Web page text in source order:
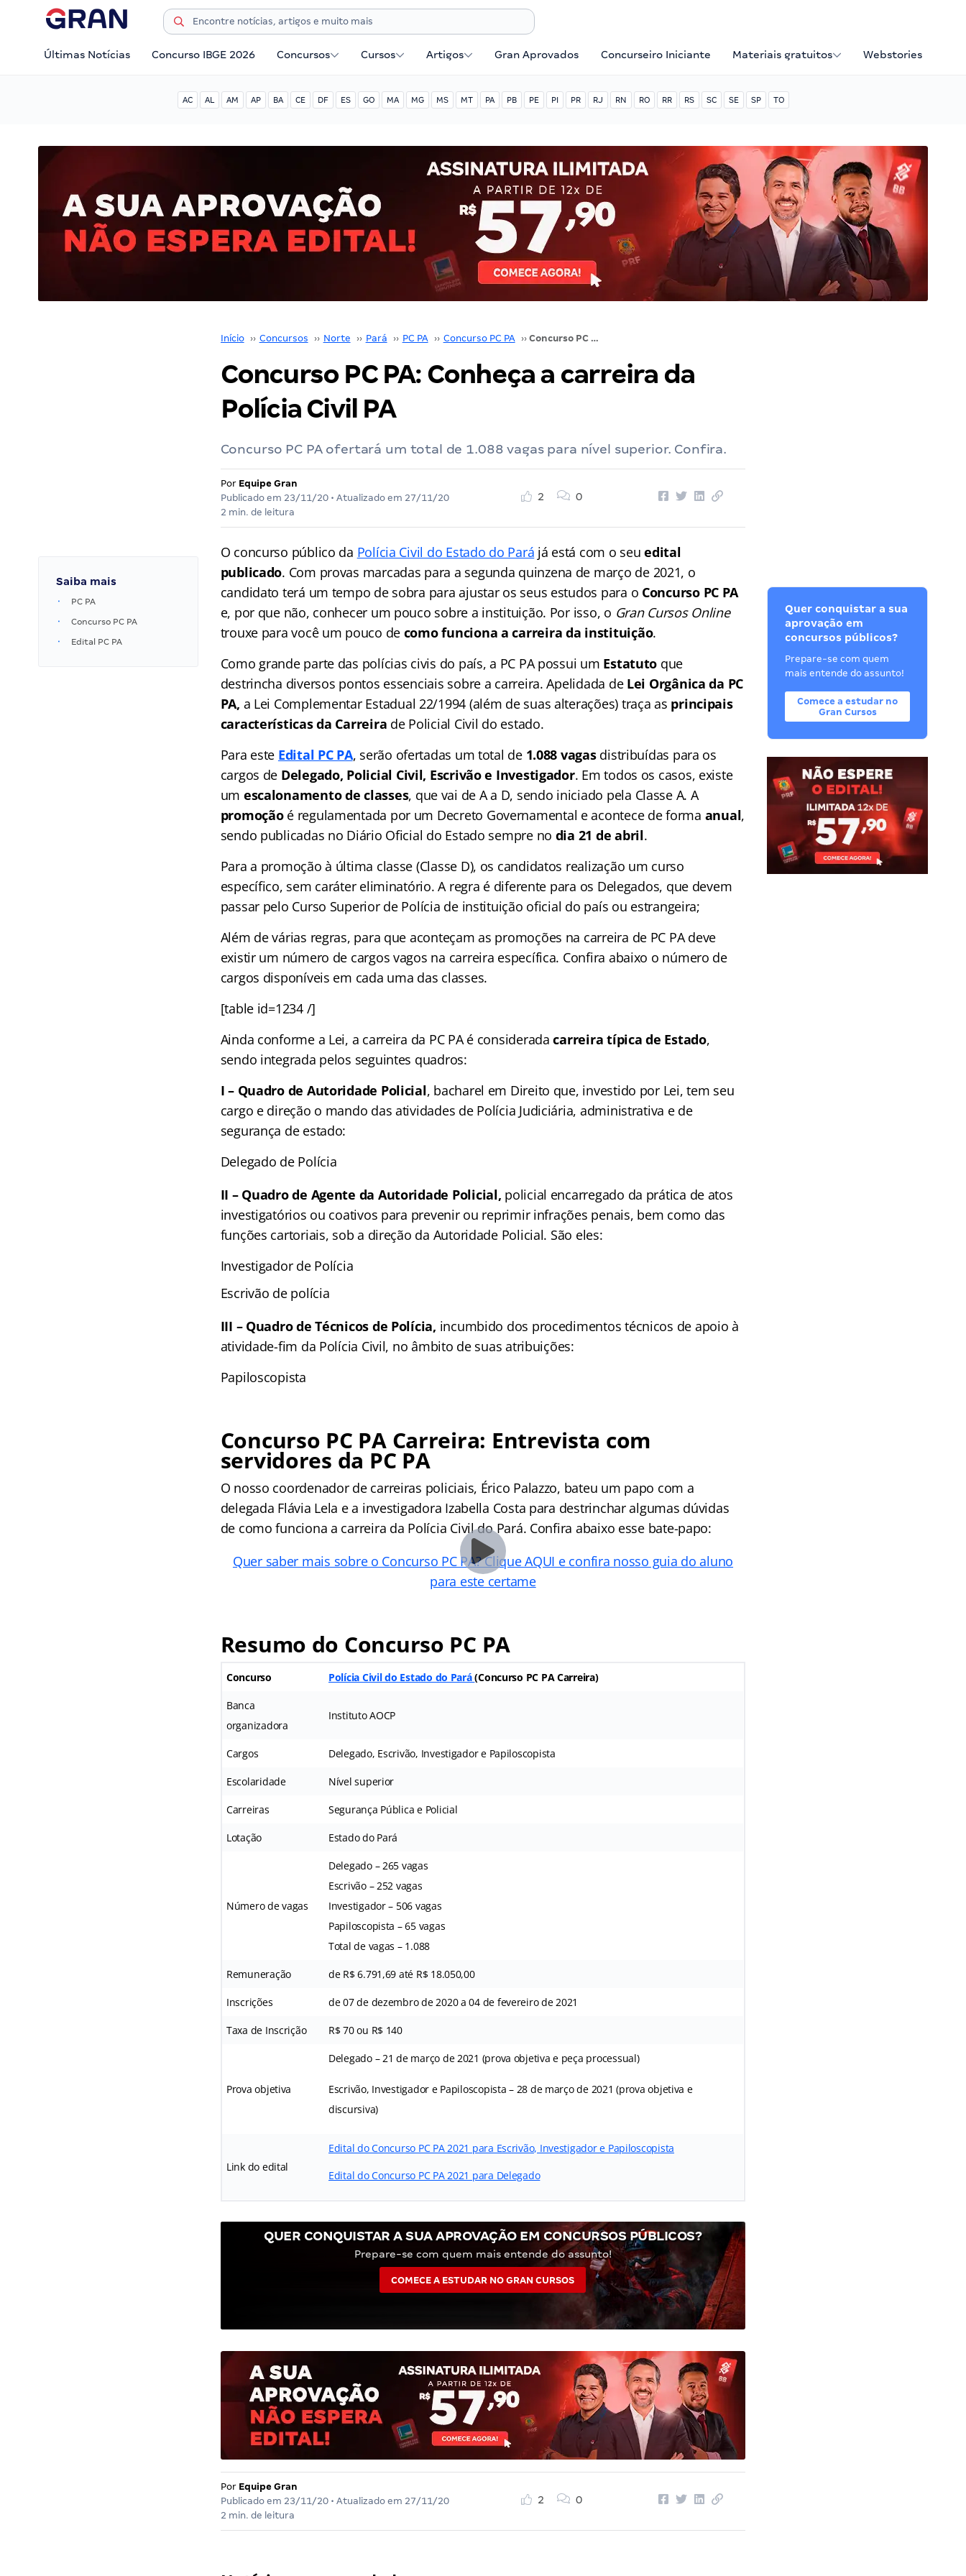
Últimas Notícias Concurso IBGE 2026 Concursos Cursos Artigos Gran Aprovados Concurseiro Iniciante Materiais gratuitos Webstories
AC AL AM AP BA CE DF ES GO MA MG MS MT PA PB PE PI PR RJ RN RO RR RS SC SE SP TO
Início ›› Concursos ›› Norte ›› Pará ›› PC PA ›› Concurso PC PA ›› Concurso PC PA: Conheça a carreira da Polícia Civil PA
Concurso PC PA: Conheça a carreira da
Polícia Civil PA
Concurso PC PA ofertará um total de 1.088 vagas para nível superior. Confira.
Por Equipe Gran
Publicado em 23/11/20• Atualizado em 27/11/20
2 min. de leitura
2 0
Saiba mais
PC PA
Concurso PC PA
Edital PC PA
O concurso público da Polícia Civil do Estado do Pará já está com o seuedital
publicado. Com provas marcadas para a segunda quinzena de março de 2021, o
candidato terá um tempo de sobra para ajustar os seus estudos para o Concurso PC PA
e, por que não, conhecer um pouco sobre a instituição. Por isso, o Gran Cursos Online
trouxe para você um pouco de como funciona a carreira da instituição.
Como grande parte das polícias civis do país, a PC PA possui um Estatuto que
destrincha diversos pontos essenciais sobre a carreira. Apelidada de Lei Orgânica da PC
PA, a Lei Complementar Estadual 22/1994 (além de suas alterações) traça as principais
características da Carreira de Policial Civil do estado.
Para este Edital PC PA, serão ofertadas um total de1.088 vagasdistribuídas para os
cargos de Delegado, Policial Civil, Escrivão e Investigador. Em todos os casos, existe
um escalonamento de classes, que vai de A a D, sendo iniciado pela Classe A. A
promoçãoé regulamentada por um Decreto Governamental e acontece de forma anual,
sendo publicadas no Diário Oficial do Estado sempre no dia 21 de abril.
Para a promoção à última classe (Classe D), os candidatos realização um curso
específico, sem caráter eliminatório. A regra é diferente para os Delegados, que devem
passar pelo Curso Superior de Polícia de instituição oficial do país ou estrangeira;
Além de várias regras, para que aconteçam as promoções na carreira de PC PA deve
existir um número de cargos vagos na carreira específica. Confira abaixo o número de
cargos disponíveis em cada uma das classes.
[table id=1234 /]
Ainda conforme a Lei, a carreira da PC PA é considerada carreira típica de Estado,
sendo integrada pelos seguintes quadros:
I – Quadro de Autoridade Policial, bacharel em Direito que, investido por Lei, tem seu
cargo e direção o mando das atividades de Polícia Judiciária, administrativa e de
segurança de estado:
Delegado de Polícia
II – Quadro de Agente da Autoridade Policial, policial encarregado da prática de atos
investigatórios ou coativos para prevenir ou reprimir infrações penais, bem como das
funções cartoriais, sob a direção da Autoridade Policial. São eles:
Investigador de Polícia
Escrivão de polícia
III – Quadro de Técnicos de Polícia, incumbido dos procedimentos técnicos de apoio à
atividade-fim da Polícia Civil, no âmbito de suas atribuições:
Papiloscopista
Concurso PC PA Carreira: Entrevista com
servidores da PC PA
O nosso coordenador de carreiras policiais, Érico Palazzo, bateu um papo com a
delegada Flávia Lela e a investigadora Izabella Costa para destrinchar algumas dúvidas
de como funciona a carreira da Polícia Civil do Pará. Confira abaixo esse bate-papo:
Quer saber mais sobre o Concurso PC PA? Clique AQUI e confira nosso guia do aluno
para este certame
Resumo do Concurso PC PA
Concurso Polícia Civil do Estado do Pará(Concurso PC PA Carreira)
Banca
organizadora
Instituto AOCP
Cargos Delegado, Escrivão, Investigador e Papiloscopista
Escolaridade Nível superior
Carreiras Segurança Pública e Policial
Lotação Estado do Pará
Número de vagas
Delegado – 265 vagas
Escrivão – 252 vagas
Investigador – 506 vagas
Papiloscopista – 65 vagas
Total de vagas – 1.088
Remuneração de R$ 6.791,69 até R$ 18.050,00
Inscrições de 07 de dezembro de 2020 a 04 de fevereiro de 2021
Taxa de Inscrição R$ 70 ou R$ 140
Prova objetiva
Delegado – 21 de março de 2021 (prova objetiva e peça processual)
Escrivão, Investigador e Papiloscopista – 28 de março de 2021 (prova objetiva e
discursiva)
Link do edital
Edital do Concurso PC PA 2021 para Escrivão, Investigador e Papiloscopista
Edital do Concurso PC PA 2021 para Delegado
QUER CONQUISTAR A SUA APROVAÇÃO EM CONCURSOS PÚBLICOS?
Prepare-se com quem mais entende do assunto!
COMECE A ESTUDAR NO GRAN CURSOS
Por Equipe Gran
Publicado em 23/11/20• Atualizado em 27/11/20
2 min. de leitura
2 0
Quer conquistar a sua
aprovação em
concursos públicos?
Prepare-se com quem
mais entende do assunto!
Comece a estudar no
Gran Cursos